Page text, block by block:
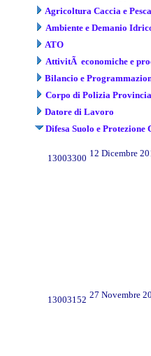
Agricoltura Caccia e Pesca
Ambiente e Demanio
ATO
AttivitÃ economiche e
Bilancio e
Corpo di Polizia
Datore di Lavoro
Difesa Suolo e Protezione
13003300 12 Dicembre
13003152 27 Novembre